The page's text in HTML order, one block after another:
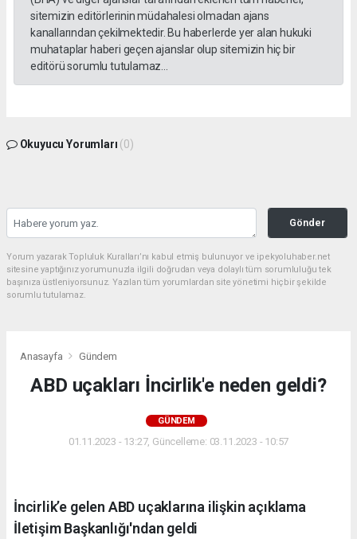
sitemizin editörlerinin müdahalesi olmadan ajans
kanallarından çekilmektedir. Bu haberlerde yer alan hukuki
muhataplar haberi geçen ajanslar olup sitemizin hiç bir
editörü sorumlu tutulamaz...
Okuyucu Yorumları (0)
Gönder
Yorum yazarak Topluluk Kuralları’nı kabul etmiş bulunuyor ve ipekyoluhaber.net
sitesine yaptığınız yorumunuzla ilgili doğrudan veya dolaylı tüm sorumluluğu tek
başınıza üstleniyorsunuz. Yazılan tüm yorumlardan site yönetimi hiçbir şekilde
sorumlu tutulamaz.
Anasayfa Gündem
ABD uçakları İncirlik'e neden geldi?
GÜNDEM
01.11.2023 - 13:27, Güncelleme: 03.11.2023 - 10:57
İncirlik’e gelen ABD uçaklarına ilişkin açıklama
İletişim Başkanlığı'ndan geldi